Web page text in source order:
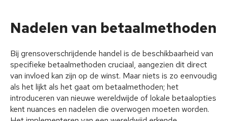
Nadelen van betaalmethoden
Bij grensoverschrijdende handel is de beschikbaarheid van
specifieke betaalmethoden cruciaal, aangezien dit direct
van invloed kan zijn op de winst. Maar niets is zo eenvoudig
als het lijkt als het gaat om betaalmethoden; het
introduceren van nieuwe wereldwijde of lokale betaalopties
kent nuances en nadelen die overwogen moeten worden.